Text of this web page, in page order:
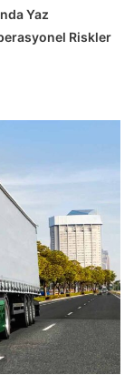
Yaz
Riskler